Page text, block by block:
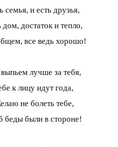
семья, и есть друзья,
дом, достаток и тепло,
все ведь хорошо!
лучше за тебя,
к лицу идут года,
не болеть тебе,
беды были в стороне!